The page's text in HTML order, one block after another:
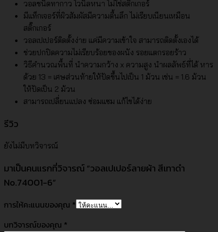
วอลชนิดทากาว ไวนิลหนา ไม่ใช่สติ๊กเกอร์
มีแท็กเจอร์ที่ผิวสัมผัสมีความตื้นลึก ไม่เรียบเนียนเหมือน
สติ๊กเกอร์
วอลเปเปอร์ติดตั้งง่าย แค่มีความเข้าใจ สามารถติดตั้งเองได้
ช่วยปกปิดความไม่เรียบร้อยของผนัง รอยแตกรอยร้าว
วิธีคำนวณพื้นที่ นำความกว้าง x ความสูง นำผลลัพธ์ที่ได้ หาร
ด้วย 13 = เศษส่วนท้ายให้ปัดขึ้นไปเป็น 1 ม้วน เช่น = 1.6 ม้วน
ให้ปัดเป็น 2 ม้วน
สามารถเปลี่ยนแปลง ซ่อมแซม แก้ไขได้ง่าย
รีวิว
ยังไม่มีบทวิจารณ์
มาเป็นคนแรกที่วิจารณ์ “วอลเปเปอร์ลายผ้า สีเทาดำ
No.74001-6”
การให้คะแนนของคุณ *
บทวิจารณ์ของคุณ *